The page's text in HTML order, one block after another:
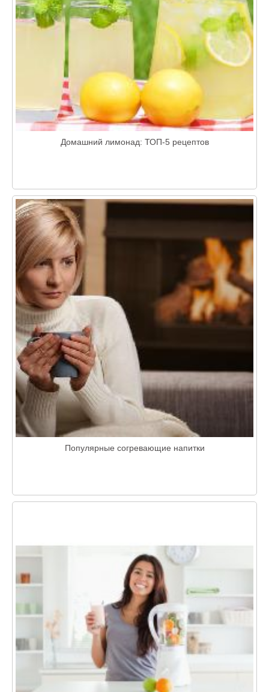
Домашний лимонад: ТОП-5 рецептов
Популярные согревающие напитки